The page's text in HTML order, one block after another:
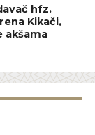
hfz.
Kikači,
akšama